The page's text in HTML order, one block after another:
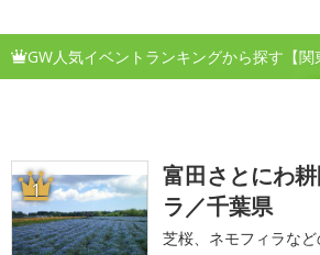
GW人気イベントランキングから探す【関
1
富田さとにわ
ラ／千葉県
芝桜、ネモフィラな